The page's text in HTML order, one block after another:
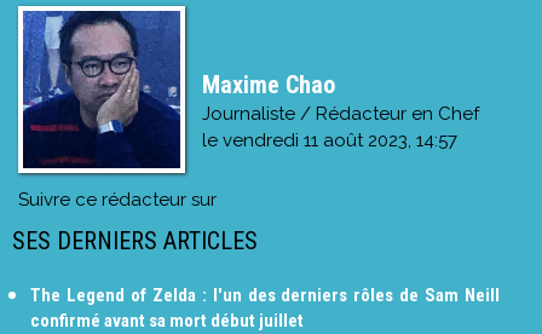
Maxime Chao
Journaliste / Rédacteur en Chef
le vendredi 11 août 2023, 14:57
Suivre ce rédacteur sur
SES DERNIERS ARTICLES
The Legend of Zelda : l'un des derniers rôles de Sam Neill
confirmé avant sa mort début juillet